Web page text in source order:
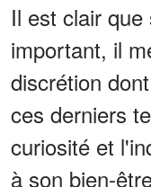
Il est clair
important, il
discrétion
ces derniers
curiosité et
à son bien-